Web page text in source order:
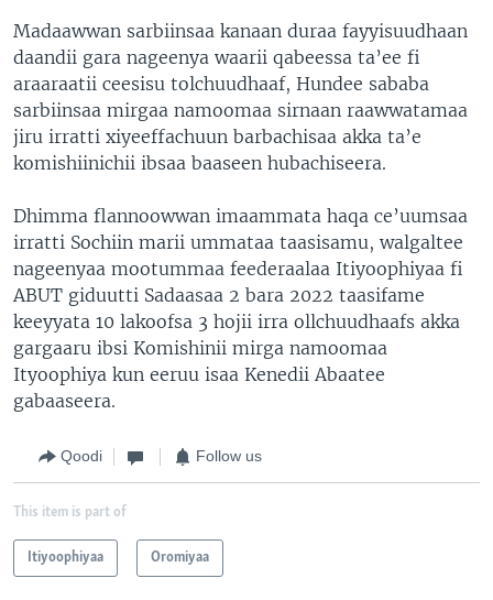
Madaawwan sarbiinsaa kanaan duraa fayyisuudhaan
daandii gara nageenya waarii qabeessa ta’ee fi
araaraatii ceesisu tolchuudhaaf, Hundee sababa
sarbiinsaa mirgaa namoomaa sirnaan raawwatamaa
jiru irratti xiyeeffachuun barbachisaa akka ta’e
komishiinichii ibsaa baaseen hubachiseera.
Dhimma flannoowwan imaammata haqa ce’uumsaa
irratti Sochiin marii ummataa taasisamu, walgaltee
nageenyaa mootummaa feederaalaa Itiyoophiyaa fi
ABUT giduutti Sadaasaa 2 bara 2022 taasifame
keeyyata 10 lakoofsa 3 hojii irra ollchuudhaafs akka
gargaaru ibsi Komishinii mirga namoomaa
Ityoophiya kun eeruu isaa Kenedii Abaatee
gabaaseera.
Qoodi Follow us
This item is part of
Itiyoophiyaa Oromiyaa